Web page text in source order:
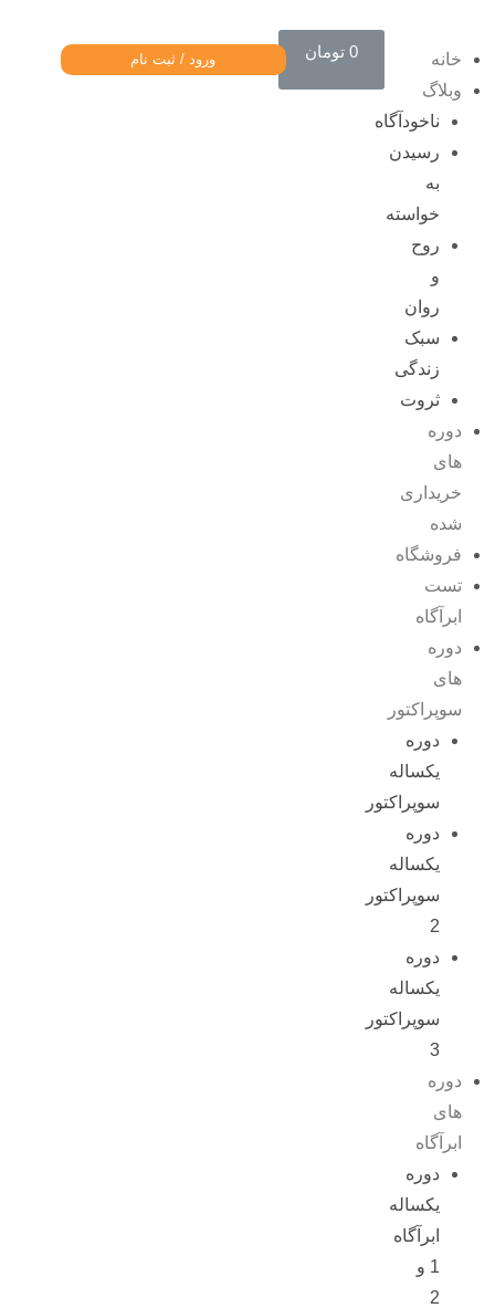
خانه
وبلاگ
ناخودآگاه
رسیدن
خواسته
روح
روان
سبک
زندگی
ثروت
دوره
های
خریداری
شده
فروشگاه
تست
ابرآگاه
دوره
های
سوپراکتور
دوره
یکساله
سوپراکتور
دوره
یکساله
سوپراکتور
دوره
یکساله
سوپراکتور
دوره
های
ابرآگاه
دوره
یکساله
ابرآگاه
تومان ورود / ثبت نام